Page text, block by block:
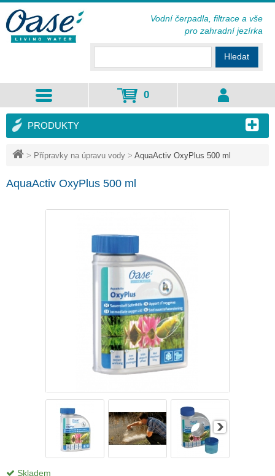
> Přípravky na úpravu vody > AquaActiv OxyPlus 500 ml
AquaActiv OxyPlus 500 ml
Skladem
PRODUKTY
Hledat
0
Vodní čerpadla, filtrace a vše
pro zahradní jezírka